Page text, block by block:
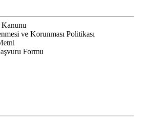
ve Korunması Politikası
Formu